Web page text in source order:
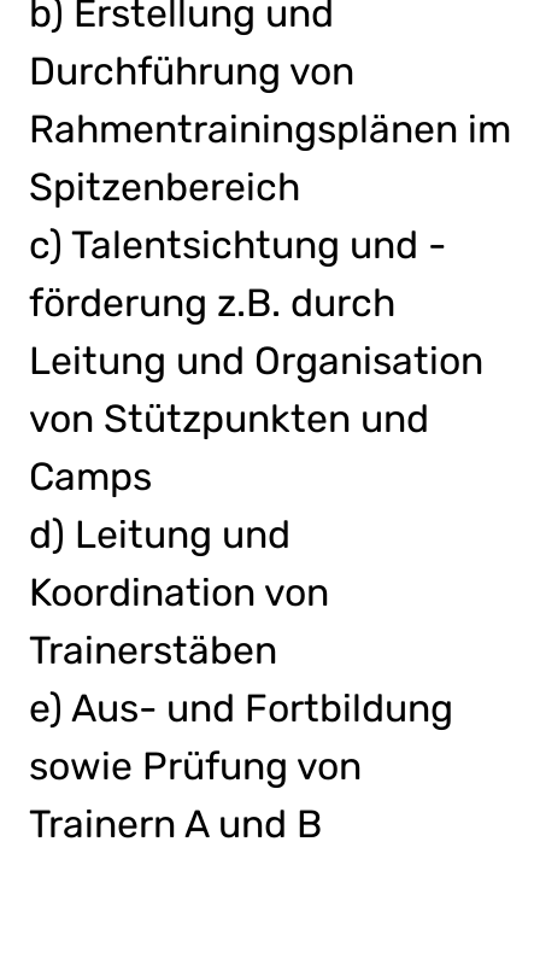
b) Erstellung und
Durchführung von
Rahmentrainingsplänen im
Spitzenbereich
c) Talentsichtung und -
förderung z.B. durch
Leitung und Organisation
von Stützpunkten und
Camps
d) Leitung und
Koordination von
Trainerstäben
e) Aus- und Fortbildung
sowie Prüfung von
Trainern A und B